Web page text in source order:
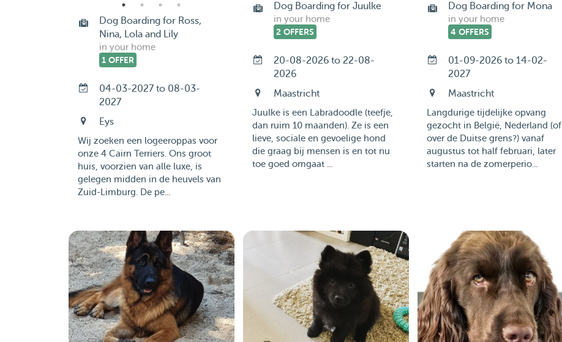
Dog Boarding for Ross,
Nina, Lola and Lily
in your home
1 OFFER
04-03-2027 to 08-03-
2027
Eys
Wij zoeken een logeeroppas voor
onze 4 Cairn Terriers. Ons groot
huis, voorzien van alle luxe, is
gelegen midden in de heuvels van
Zuid-Limburg. De pe...
Dog Boarding for Juulke
in your home
2 OFFERS
20-08-2026 to 22-08-
2026
Maastricht
Juulke is een Labradoodle (teefje,
dan ruim 10 maanden). Ze is een
lieve, sociale en gevoelige hond
die graag bij mensen is en tot nu
toe goed omgaat ...
Dog Boarding for Mona
in your home
4 OFFERS
01-09-2026 to 14-02-
2027
Maastricht
Langdurige tijdelijke opvang
gezocht in België, Nederland (of
over de Duitse grens?) vanaf
augustus tot half februari, later
starten na de zomerperio...